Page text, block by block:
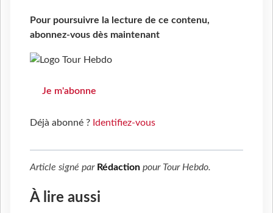
Pour poursuivre la lecture de ce contenu,
abonnez-vous dès maintenant
Je m'abonne
Déjà abonné ? Identifiez-vous
Article signé par Rédaction pour Tour Hebdo.
À lire aussi